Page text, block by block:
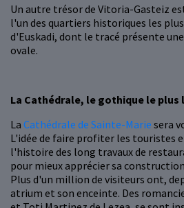
Un autre trésor de Vitoria-Gasteiz
l'un des quartiers historiques les
d'Euskadi, dont le tracé présente
ovale.
La Cathédrale, le gothique le
La Cathédrale de Sainte-Marie sera
L'idée de faire profiter les touristes
l'histoire des long travaux de
pour mieux apprécier sa
Plus d'un million de visiteurs ont,
atrium et son enceinte. Des